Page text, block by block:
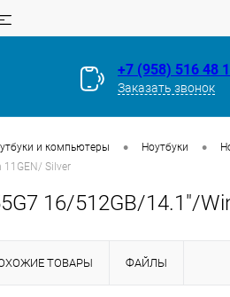
+7 (958) 516 48
Заказать звонок
и компьютеры • Ноутбуки •
11GEN/ Silver
16/512GB/14.1"/
ТОВАРЫ ФАЙЛЫ